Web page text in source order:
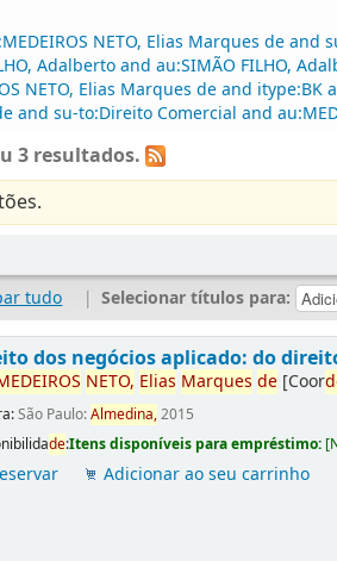
NETO, Elias Marques de
Adalberto and au:SIMÃO FILHO,
Elias Marques de and itype:BK
and su-to:Direito Comercial and
3 resultados.
tudo | Selecionar títulos para:
dos negócios aplicado: do
DEIROS NETO, Elias Marques de [Coor
São Paulo:Almedina,2015
de:Itens disponíveis para empréstimo: [
Adicionar ao seu carrinho